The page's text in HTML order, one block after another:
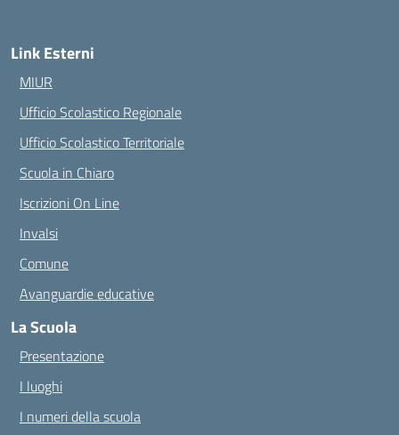
Link Esterni
MIUR
Ufficio Scolastico Regionale
Ufficio Scolastico Territoriale
Scuola in Chiaro
Iscrizioni On Line
Invalsi
Comune
Avanguardie educative
La Scuola
Presentazione
I luoghi
I numeri della scuola